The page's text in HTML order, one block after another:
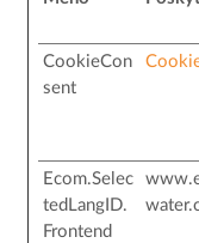
CookieCon
sent
Ecom.Selec
tedLangID.
Frontend